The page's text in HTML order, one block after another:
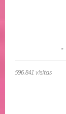
596.841 visitas